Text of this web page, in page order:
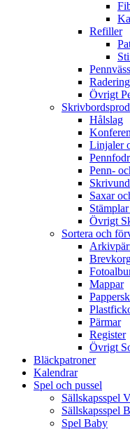
Refiller
Övrigt
Hålslag
Linjaler
Penn-
Saxar
Övrigt
Sortera och
Mappar
Pärmar
Register
Övrigt
Bläckpatroner
Kalendrar
Spel och pussel
Sällskapsspel
Sällskapsspel
Spel Baby